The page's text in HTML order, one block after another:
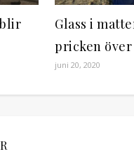
Glass i
pricken över
juni 20, 2020